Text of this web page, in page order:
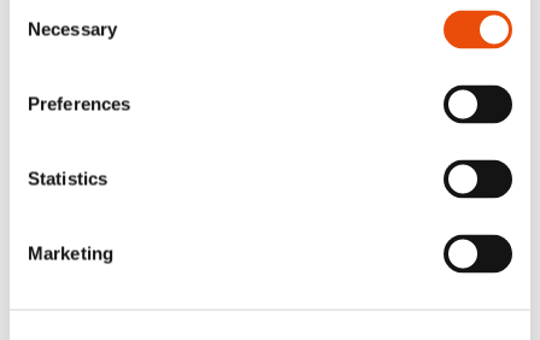
Selection
Necessary
Preferences
Statistics
Marketing